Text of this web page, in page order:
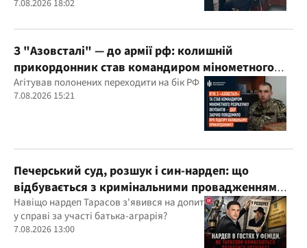
7.08.2026 18:02
З "Азовсталі" — до армії рф: колишній
прикордонник став командиром мінометного
розрахунку окупантів
Агітував полонених переходити на бік РФ
7.08.2026 15:21
Печерський суд, розшук і син-нардеп: що
відбувається з кримінальними провадженнями
за участі агробарона Тарасова?
Навіщо нардеп Тарасов з'явився на допит
у справі за участі батька-аграрія?
7.08.2026 13:00